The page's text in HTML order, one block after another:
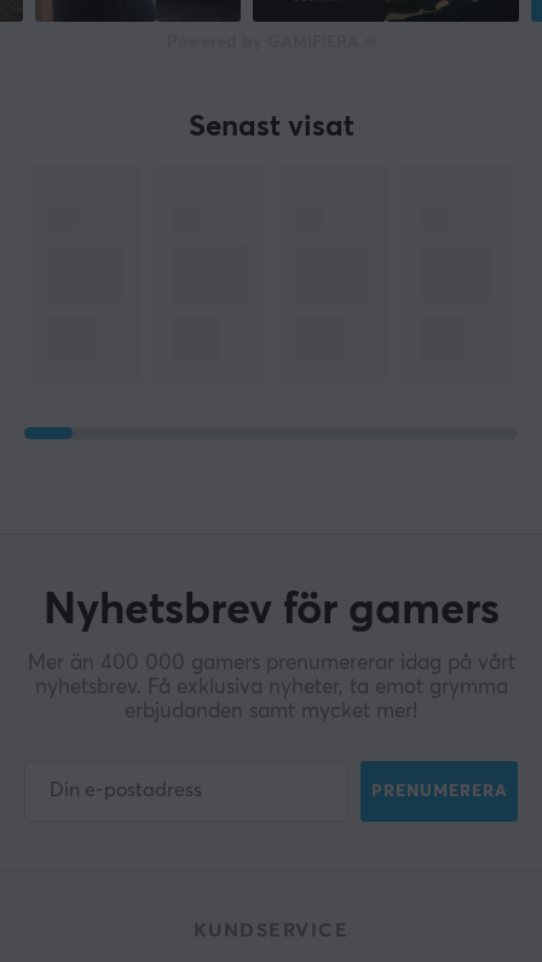
Senast visat
Nyhetsbrev för gamers
Mer än 400 000 gamers prenumererar idag på vårt
nyhetsbrev. Få exklusiva nyheter, ta emot grymma
erbjudanden samt mycket mer!
PRENUMERERA
KUNDSERVICE